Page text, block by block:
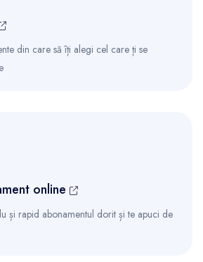
din care să îți alegi cel care ți se
online
și rapid abonamentul dorit și te apuci de